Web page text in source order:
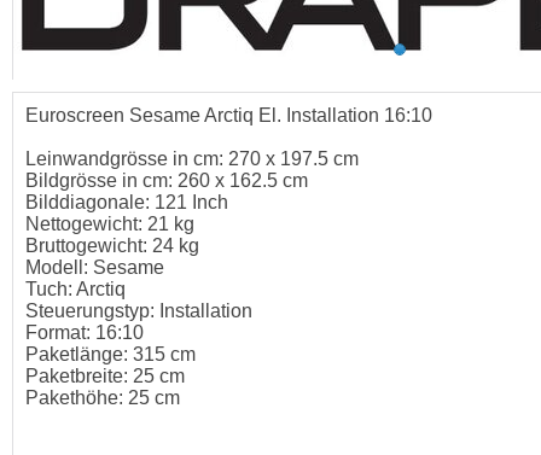
Euroscreen Sesame Arctiq El. Installation 16:10
Leinwandgrösse in cm: 270 x 197.5 cm
Bildgrösse in cm: 260 x 162.5 cm
Bilddiagonale: 121 Inch
Nettogewicht: 21 kg
Bruttogewicht: 24 kg
Modell: Sesame
Tuch: Arctiq
Steuerungstyp: Installation
Format: 16:10
Paketlänge: 315 cm
Paketbreite: 25 cm
Pakethöhe: 25 cm